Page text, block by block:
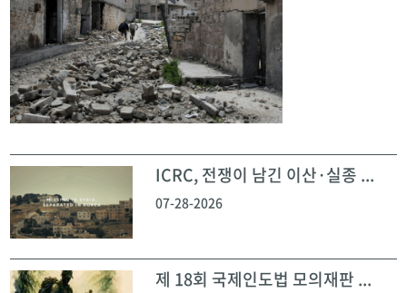
ICRC, 전쟁이 남긴 이산·실종 ...
07-28-2026
제 18회 국제인도법 모의재판 ...